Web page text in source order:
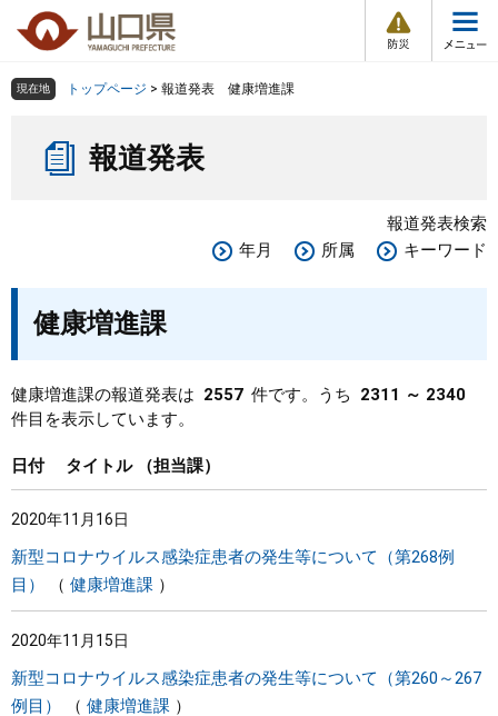
の
ー
メ
組織で探す
Other Languages
くらし・環境
教育・文化・スポーツ
しごと・産業・観光
県政情報
現在地 トップページ > 報道発表 健康増進課
報道発表
報道発表検索
年月
所属 キーワード
健康増進課
健康増進課の報道発表は 2557 件です。うち
2311 ～ 2340
件目を表示しています。
日付 タイトル 担当課
2020年11月16日
新型コロナウイルス感染症患者の発生等について（第268例
目）
健康増進課
2020年11月15日
新型コロナウイルス感染症患者の発生等について（第260～267
例目）
健康増進課